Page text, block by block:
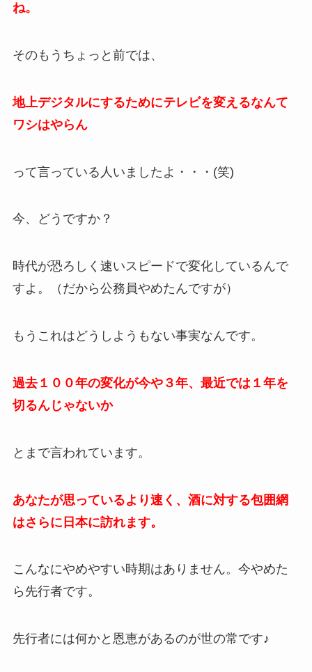
ね。
そのもうちょっと前では、
地上デジタルにするためにテレビを変えるなんて
ワシはやらん
って言っている人いましたよ・・・(笑)
今、どうですか？
時代が恐ろしく速いスピードで変化しているんで
すよ。（だから公務員やめたんですが）
もうこれはどうしようもない事実なんです。
過去１００年の変化が今や３年、最近では１年を
切るんじゃないか
とまで言われています。
あなたが思っているより速く、酒に対する包囲網
はさらに日本に訪れます。
こんなにやめやすい時期はありません。今やめた
ら先行者です。
先行者には何かと恩恵があるのが世の常です♪